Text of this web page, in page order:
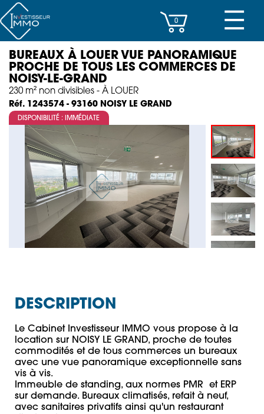
CENTRES D’AFFAIRES
IMMEUBLES DE RAPPORT
PROPERTY MANAGEMENT
PROGRAMMES NEUFS
INVESTISSEMENT
SOCIÉTÉ
ACTUALITÉS
CONTACT
☰
0
BUREAUX À LOUER VUE PANORAMIQUE
PROCHE DE TOUS LES COMMERCES DE
NOISY-LE-GRAND
230 m² non divisibles - À LOUER
Réf. 1243574 - 93160 NOISY LE GRAND
DISPONIBILITÉ : IMMÉDIATE
DESCRIPTION
Le Cabinet Investisseur IMMO vous propose à la
location sur NOISY LE GRAND, proche de toutes
commodités et de tous commerces un bureaux
avec une vue panoramique exceptionnelle sans
vis à vis.
Immeuble de standing, aux normes PMR  et ERP
sur demande. Bureaux climatisés, refait à neuf,
avec sanitaires privatifs ainsi qu'un restaurant